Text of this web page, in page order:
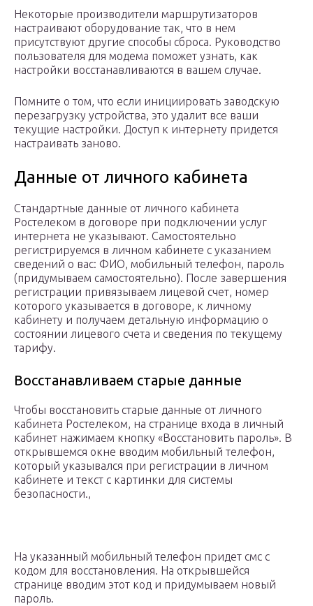
Некоторые производители маршрутизаторов
настраивают оборудование так, что в нем
присутствуют другие способы сброса. Руководство
пользователя для модема поможет узнать, как
настройки восстанавливаются в вашем случае.
Помните о том, что если инициировать заводскую
перезагрузку устройства, это удалит все ваши
текущие настройки. Доступ к интернету придется
настраивать заново.
Данные от личного кабинета
Стандартные данные от личного кабинета
Ростелеком в договоре при подключении услуг
интернета не указывают. Самостоятельно
регистрируемся в личном кабинете с указанием
сведений о вас: ФИО, мобильный телефон, пароль
(придумываем самостоятельно). После завершения
регистрации привязываем лицевой счет, номер
которого указывается в договоре, к личному
кабинету и получаем детальную информацию о
состоянии лицевого счета и сведения по текущему
тарифу.
Восстанавливаем старые данные
Чтобы восстановить старые данные от личного
кабинета Ростелеком, на странице входа в личный
кабинет нажимаем кнопку «Восстановить пароль». В
открывшемся окне вводим мобильный телефон,
который указывался при регистрации в личном
кабинете и текст с картинки для системы
безопасности.,
На указанный мобильный телефон придет смс с
кодом для восстановления. На открывшейся
странице вводим этот код и придумываем новый
пароль.